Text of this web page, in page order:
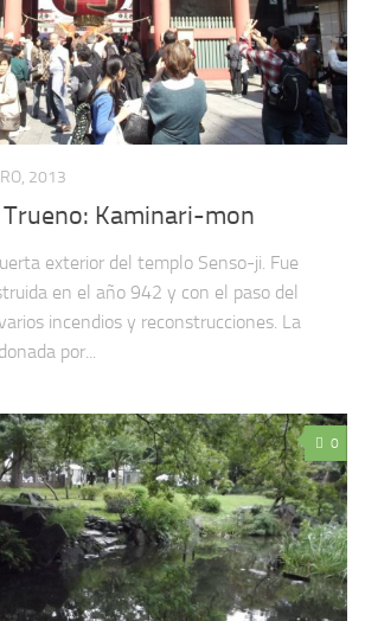
2013
Kaminari-mon
exterior del templo Senso-ji. Fue
en el año 942 y con el paso del
incendios y reconstrucciones. La
por...
0